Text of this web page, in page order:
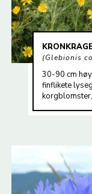
Glebionis
30-90 cm
finflikete